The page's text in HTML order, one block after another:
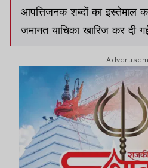
आपत्तिजनक शब्दों का इस्तेमाल
जमानत याचिका खारिज कर दी